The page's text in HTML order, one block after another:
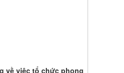
về việc tổ chức phong